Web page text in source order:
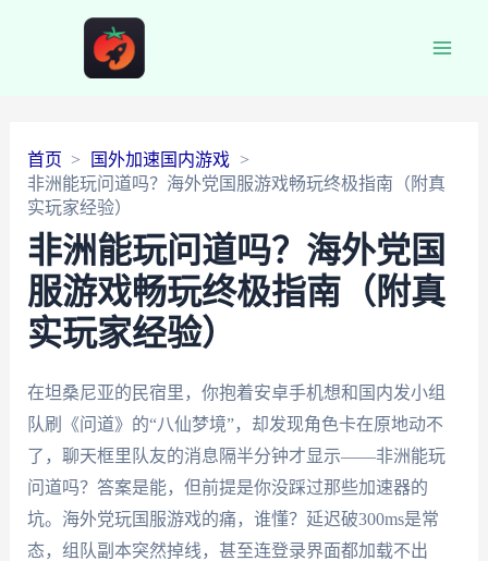
首页
国外加速国内游戏
非洲能玩问道吗？海外党国服游戏畅玩终极指南（附真
实玩家经验）
非洲能玩问道吗？海外党国
服游戏畅玩终极指南（附真
实玩家经验）
在坦桑尼亚的民宿里，你抱着安卓手机想和国内发小组
队刷《问道》的“八仙梦境”，却发现角色卡在原地动不
了，聊天框里队友的消息隔半分钟才显示——非洲能玩
问道吗？答案是能，但前提是你没踩过那些加速器的
坑。海外党玩国服游戏的痛，谁懂？延迟破300ms是常
态，组队副本突然掉线，甚至连登录界面都加载不出